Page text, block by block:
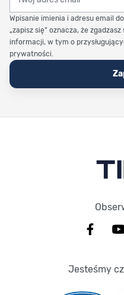
Wpisanie imienia i adresu email
„zapisz się” oznacza, że
informacji, w tym o
prywatności.
Jesteśmy